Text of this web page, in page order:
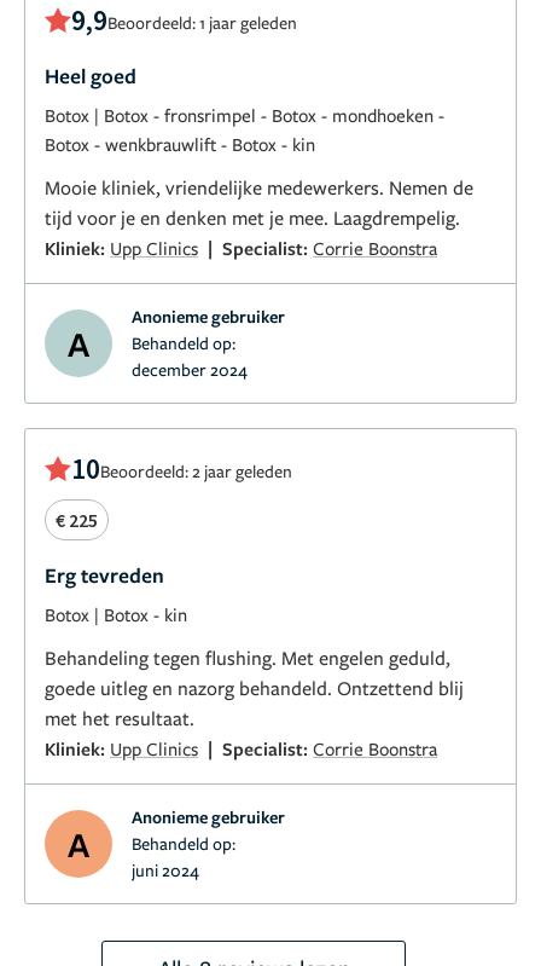
9,9Beoordeeld: 1 jaar geleden
Heel goed
Botox | Botox - fronsrimpel - Botox - mondhoeken -
Botox - wenkbrauwlift - Botox - kin
Mooie kliniek, vriendelijke medewerkers. Nemen de
tijd voor je en denken met je mee. Laagdrempelig.
Kliniek: Upp Clinics | Specialist: Corrie Boonstra
A
Anonieme gebruiker
Behandeld op:
december 2024
10Beoordeeld: 2 jaar geleden
€ 225
Erg tevreden
Botox | Botox - kin
Behandeling tegen flushing. Met engelen geduld,
goede uitleg en nazorg behandeld. Ontzettend blij
met het resultaat.
Kliniek: Upp Clinics | Specialist: Corrie Boonstra
A
Anonieme gebruiker
Behandeld op:
juni 2024